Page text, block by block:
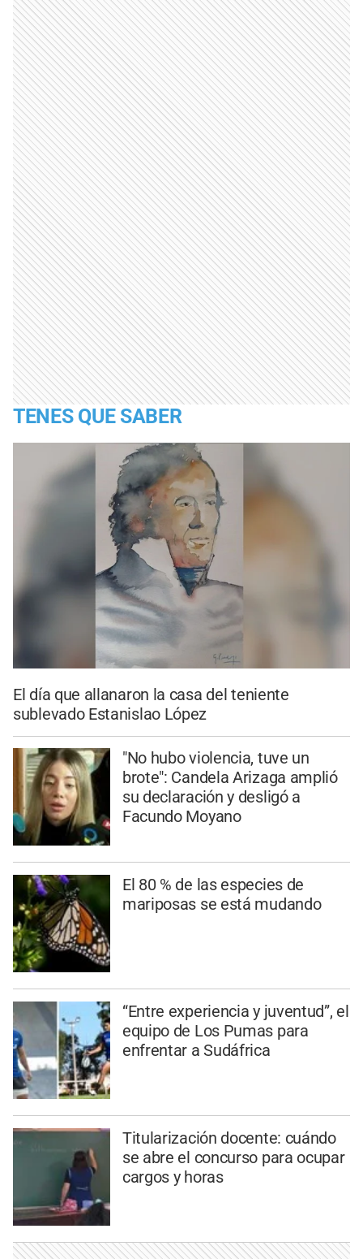
TENES QUE SABER
El día que allanaron la casa del teniente
sublevado Estanislao López
"No hubo violencia, tuve un
brote": Candela Arizaga amplió
su declaración y desligó a
Facundo Moyano
El 80 % de las especies de
mariposas se está mudando
“Entre experiencia y juventud”, el
equipo de Los Pumas para
enfrentar a Sudáfrica
Titularización docente: cuándo
se abre el concurso para ocupar
cargos y horas